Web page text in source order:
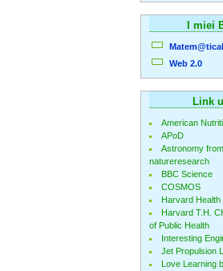
I miei
Web 2.0
Link
American
APoD
Astronomy from
natureresearch
BBC Science
COSMOS
Harvard Health
Harvard T.H.
of Public Health
Interesting
Jet Propulsion
Love Learning